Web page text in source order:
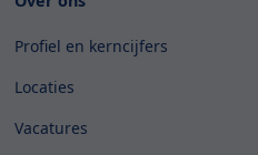
Profiel en kerncijfers
Locaties
Vacatures